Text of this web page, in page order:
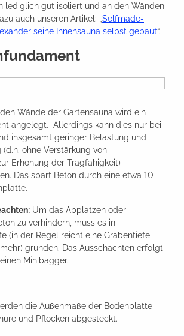
lediglich gut isoliert und an den Wänden
auch unseren Artikel: „ Selfmade-
seine Innensauna selbst gebaut“.
Wände der Gartensauna wird ein
angelegt. Allerdings kann dies nur bei
insgesamt geringer Belastung und
(d.h. ohne Verstärkung von
Erhöhung der Tragfähigkeit)
Das spart Beton durch eine etwa 10
Um das Abplatzen oder
zu verhindern, muss es in
(in der Regel reicht eine Grabentiefe
gründen. Das Ausschachten erfolgt
Minibagger.
die Außenmaße der Bodenplatte
und Pflöcken abgesteckt.